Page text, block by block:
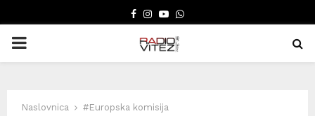
FACEBOOK
INSTAGRAM
YOUTUBE
WHATSAPP
PRIMARY
Naslovnica #Europska komisija